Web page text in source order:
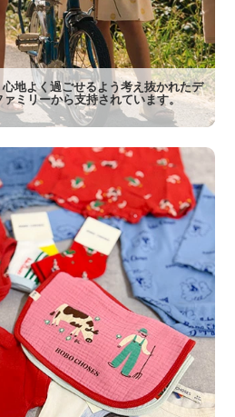
地よく過ごせるよう考え抜かれたデ
ミリーから支持されています。